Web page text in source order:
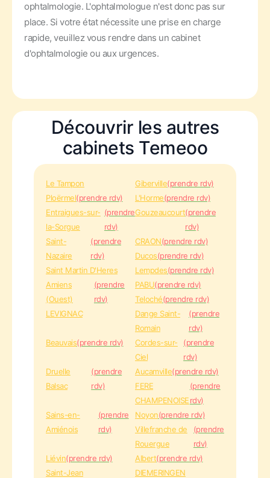
ophtalmologie. L'ophtalmologue n'est donc pas sur
place. Si votre état nécessite une prise en charge
rapide, veuillez vous rendre dans un cabinet
d'ophtalmologie ou aux urgences.
Découvrir les autres
cabinets Temeoo
Le Tampon Giberville(prendre rdv)
Ploërmel(prendre rdv) L'Horme(prendre rdv)
Entraigues-sur-
la-Sorgue
(prendre
rdv)
Gouzeaucourt(prendre
rdv)
Saint-
Nazaire
(prendre
rdv)
CRAON(prendre rdv)
Ducos(prendre rdv)
Saint Martin D'Heres
Lempdes(prendre rdv)
Amiens
(Ouest)
(prendre
rdv)
PABU(prendre rdv)
Teloché(prendre rdv)
LEVIGNAC
Dange Saint-
Romain
(prendre
rdv)
Beauvais(prendre rdv)
Cordes-sur-
Ciel
(prendre
rdv)
Druelle
Balsac
(prendre
rdv)
Aucamville(prendre rdv)
FERE
CHAMPENOISE
(prendre
rdv)
Sains-en-
Amiénois
(prendre
rdv)
Noyon(prendre rdv)
Villefranche de
Rouergue
(prendre
rdv)
Liévin(prendre rdv) Albert(prendre rdv)
Saint-Jean
DIEMERINGEN